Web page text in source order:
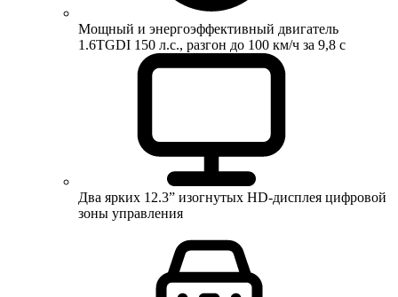
Мощный и энергоэффективный двигатель
1.6TGDI 150 л.с., разгон до 100 км/ч за 9,8 с
Два ярких 12.3” изогнутых HD-дисплея цифровой
зоны управления